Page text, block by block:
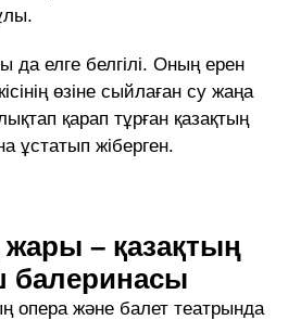
елге белгілі. Оның ерен
өзіне сыйлаған су жаңа
қарап тұрған қазақтың
ұстатып жіберген.
– қазақтың
балеринасы
опера және балет театрында